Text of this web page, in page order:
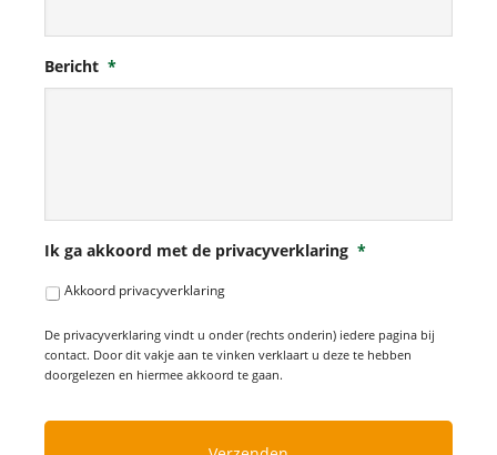
Bericht *
Ik ga akkoord met de privacyverklaring *
Akkoord privacyverklaring
De privacyverklaring vindt u onder (rechts onderin) iedere pagina bij
contact. Door dit vakje aan te vinken verklaart u deze te hebben
doorgelezen en hiermee akkoord te gaan.